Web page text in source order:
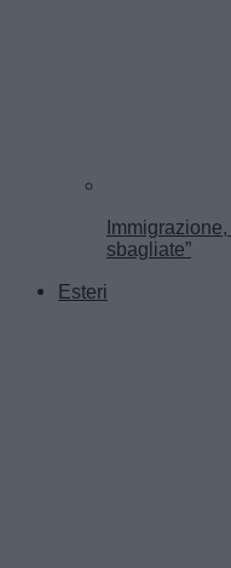
sbagliate”
Esteri